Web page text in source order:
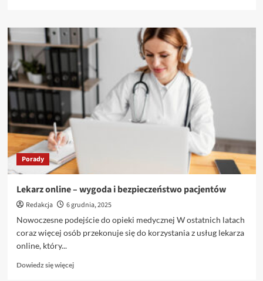
o
Drewniane
Meble,
Które
Inspirują
–
Jakość,
Bezpieczeństwo
i
Porady
Lekarz online – wygoda i bezpieczeństwo pacjentów
Redakcja
6 grudnia, 2025
Nowoczesne podejście do opieki medycznej W ostatnich latach
coraz więcej osób przekonuje się do korzystania z usług lekarza
online, który...
Dowiedz się więcejDowiedz